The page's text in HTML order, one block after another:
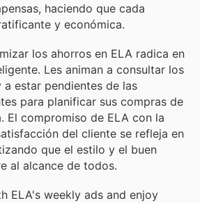
haciendo que cada
y económica.
los ahorros en ELA radica en
Les animan a consultar los
a estar pendientes de las
para planificar sus compras de
El compromiso de ELA con la
del cliente se refleja en
que el estilo y el buen
al alcance de todos.
ELA's weekly ads and enjoy